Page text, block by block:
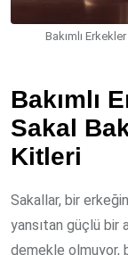
Bakımlı
Bakımlı
Sakal
Kitleri
Sakallar, bir
yansıtan güçlü bir
demekle olmuyor,